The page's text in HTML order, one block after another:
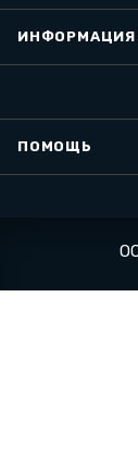
ИНФОРМАЦИЯ
ПОМОЩЬ